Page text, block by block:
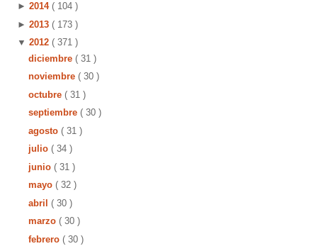
► 2014 ( 104 )
► 2013 ( 173 )
▼ 2012 ( 371 )
diciembre ( 31 )
noviembre ( 30 )
octubre ( 31 )
septiembre ( 30 )
agosto ( 31 )
julio ( 34 )
junio ( 31 )
mayo ( 32 )
abril ( 30 )
marzo ( 30 )
febrero ( 30 )